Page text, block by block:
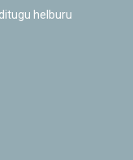
helburu